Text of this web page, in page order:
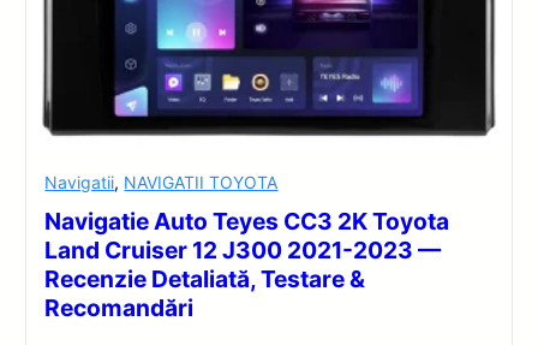
Navigatii, NAVIGATII TOYOTA
Navigatie Auto Teyes CC3 2K Toyota
Land Cruiser 12 J300 2021-2023 —
Recenzie Detaliată, Testare &
Recomandări